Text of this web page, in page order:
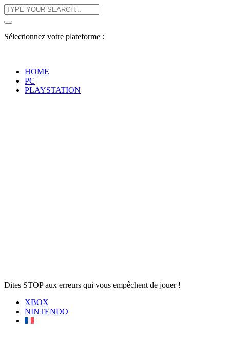
Sélectionnez votre plateforme :
HOME
PC
PLAYSTATION
Dites STOP aux erreurs qui vous empêchent de jouer !
XBOX
NINTENDO